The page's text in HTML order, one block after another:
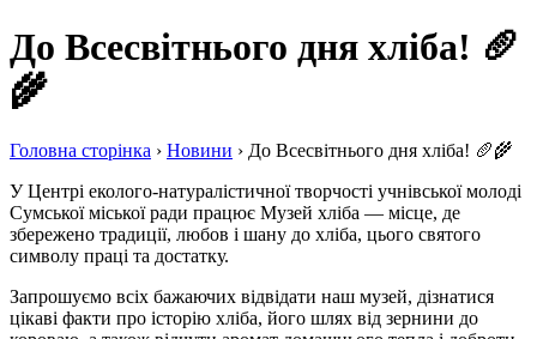
До Всесвітнього дня хліба! 🥖
🌾
Головна сторiнка › Новини › До Всесвітнього дня хліба! 🥖🌾
У Центрі еколого-натуралістичної творчості учнівської молоді
Сумської міської ради працює Музей хліба — місце, де
збережено традиції, любов і шану до хліба, цього святого
символу праці та достатку.
Запрошуємо всіх бажаючих відвідати наш музей, дізнатися
цікаві факти про історію хліба, його шлях від зернини до